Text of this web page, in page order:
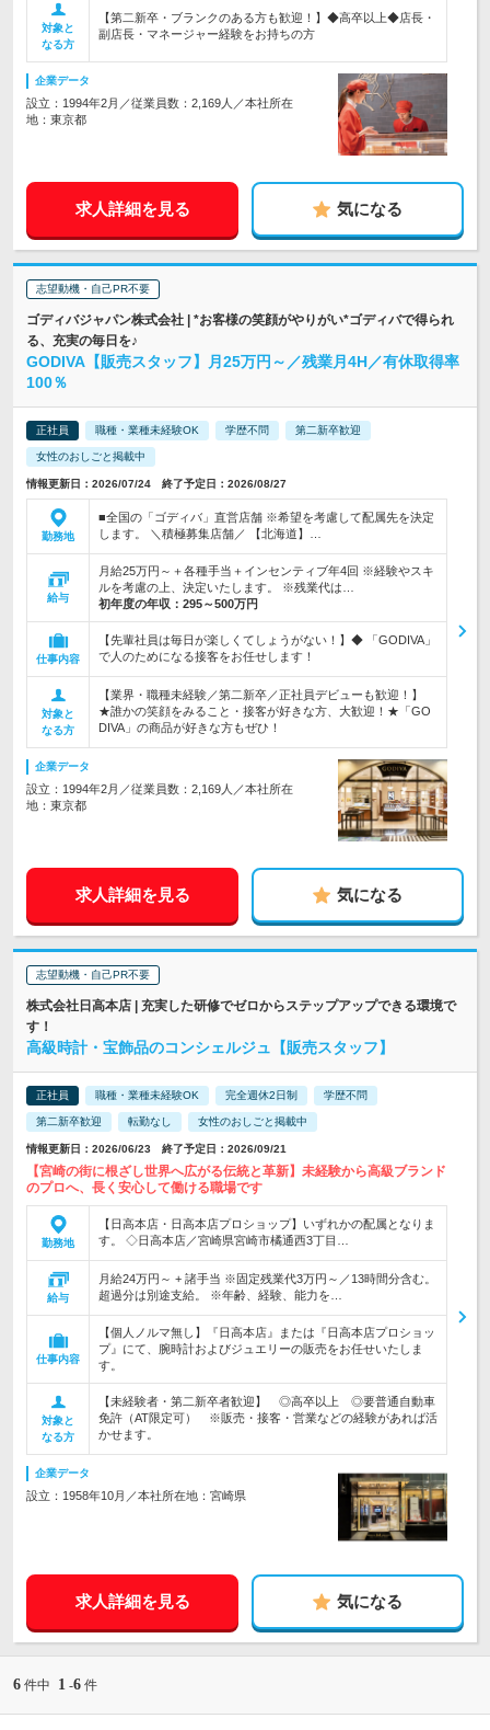
対象と
なる方
【第二新卒・ブランクのある方も歓迎！】◆高卒以上◆店長・
副店長・マネージャー経験をお持ちの方
企業データ
設立：1994年2月／従業員数：2,169人／本社所在
地：東京都
求人詳細を見る 気になる
志望動機・自己PR不要
ゴディバジャパン株式会社 | *お客様の笑顔がやりがい*ゴディバで得られ
る、充実の毎日を♪
GODIVA【販売スタッフ】月25万円～／残業月4H／有休取得率
100％
正社員 職種・業種未経験OK 学歴不問 第二新卒歓迎
女性のおしごと掲載中
情報更新日：2026/07/24 終了予定日：2026/08/27
勤務地
■全国の「ゴディバ」直営店舗 ※希望を考慮して配属先を決定
します。 ＼積極募集店舗／ 【北海道】…
給与
月給25万円～＋各種手当＋インセンティブ年4回 ※経験やスキ
ルを考慮の上、決定いたします。 ※残業代は…
初年度の年収： 295～500万円
仕事内容
【先輩社員は毎日が楽しくてしょうがない！】◆ 「GODIVA」
で人のためになる接客をお任せします！
対象と
なる方
【業界・職種未経験／第二新卒／正社員デビューも歓迎！】
★誰かの笑顔をみること・接客が好きな方、大歓迎！★「GO
DIVA」の商品が好きな方もぜひ！
企業データ
設立：1994年2月／従業員数：2,169人／本社所在
地：東京都
求人詳細を見る 気になる
志望動機・自己PR不要
株式会社日高本店 | 充実した研修でゼロからステップアップできる環境で
す！
高級時計・宝飾品のコンシェルジュ【販売スタッフ】
正社員 職種・業種未経験OK 完全週休2日制 学歴不問
第二新卒歓迎 転勤なし 女性のおしごと掲載中
情報更新日：2026/06/23 終了予定日：2026/09/21
【宮崎の街に根ざし世界へ広がる伝統と革新】未経験から高級ブランド
のプロへ、長く安心して働ける職場です
勤務地
【日高本店・日高本店プロショップ】いずれかの配属となりま
す。 ◇日高本店／宮崎県宮崎市橘通西3丁目…
給与
月給24万円～ + 諸手当 ※固定残業代3万円～／13時間分含む。
超過分は別途支給。 ※年齢、経験、能力を…
仕事内容
【個人ノルマ無し】『日高本店』または『日高本店プロショッ
プ』にて、腕時計およびジュエリーの販売をお任せいたしま
す。
対象と
なる方
【未経験者・第二新卒者歓迎】 ◎高卒以上 ◎要普通自動車
免許（AT限定可） ※販売・接客・営業などの経験があれば活
かせます。
企業データ
設立：1958年10月／本社所在地：宮崎県
求人詳細を見る 気になる
6 件中 1 -6 件